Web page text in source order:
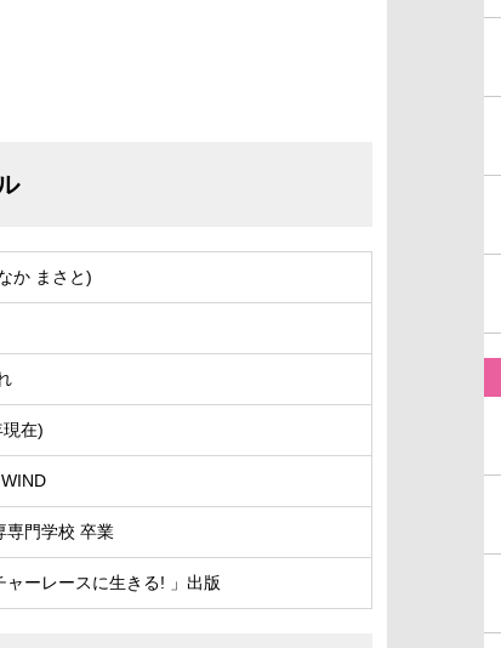
か まさと)
在)
専門学校 卒業
ャーレースに生きる! 」出版